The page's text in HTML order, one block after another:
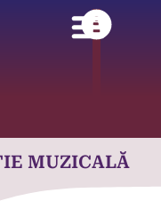
MUZICALĂ